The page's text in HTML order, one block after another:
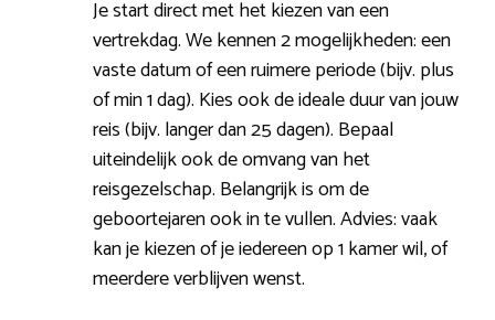
Je start direct met het kiezen van een
vertrekdag. We kennen 2 mogelijkheden: een
vaste datum of een ruimere periode (bijv. plus
of min 1 dag). Kies ook de ideale duur van jouw
reis (bijv. langer dan 25 dagen). Bepaal
uiteindelijk ook de omvang van het
reisgezelschap. Belangrijk is om de
geboortejaren ook in te vullen. Advies: vaak
kan je kiezen of je iedereen op 1 kamer wil, of
meerdere verblijven wenst.